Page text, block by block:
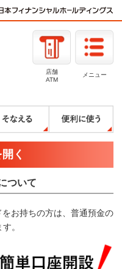
店舗
ATM
メニュー
く
ついて
お持ちの方は、普通預金の
。